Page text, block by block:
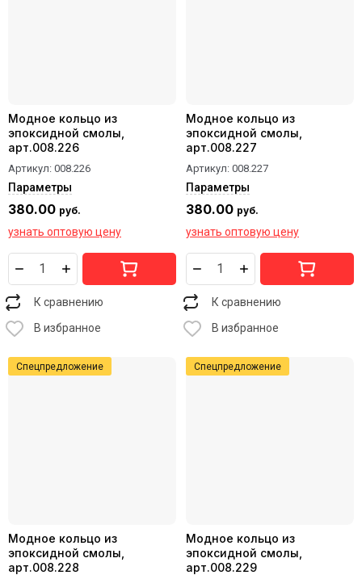
Модное кольцо из
эпоксидной смолы,
арт.008.226
Артикул: 008.226
Параметры
380.00 руб.
узнать оптовую цену
К сравнению
В избранное
Модное кольцо из
эпоксидной смолы,
арт.008.227
Артикул: 008.227
Параметры
380.00 руб.
узнать оптовую цену
К сравнению
В избранное
Спецпредложение
Модное кольцо из
эпоксидной смолы,
арт.008.228
Спецпредложение
Модное кольцо из
эпоксидной смолы,
арт.008.229